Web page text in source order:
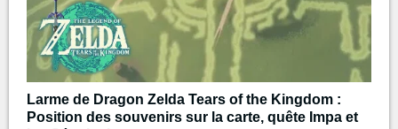
Larme de Dragon Zelda Tears of the Kingdom :
Position des souvenirs sur la carte, quête Impa et